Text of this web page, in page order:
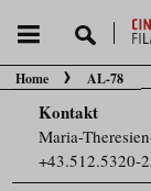
Sie befinden sich hier:
Home AL-78
Kontakt
Maria-
+43.512.5320-